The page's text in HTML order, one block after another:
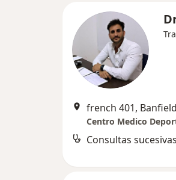
french 401, Banfield
Centro Medico